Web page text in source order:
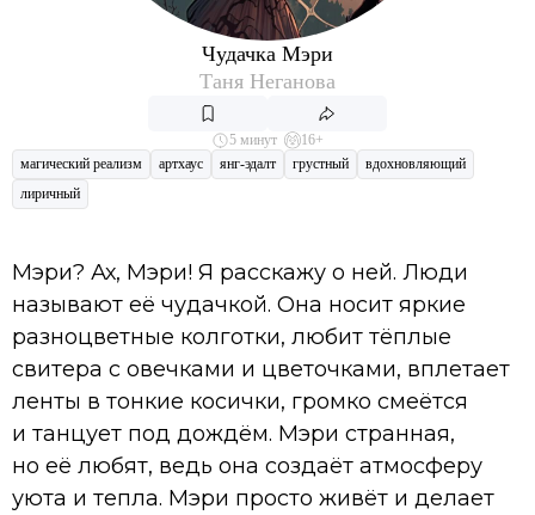
Чудачка Мэри
Таня Неганова
5 минут
16+
магический реализм
артхаус янг-эдалт грустный
вдохновляющий
лиричный
Мэри? Ах, Мэри! Я расскажу о ней. Люди
называют её чудачкой. Она носит яркие
разноцветные колготки, любит тёплые
свитера с овечками и цветочками, вплетает
ленты в тонкие косички, громко смеётся
и танцует под дождём. Мэри странная,
но её любят, ведь она создаёт атмосферу
уюта и тепла. Мэри просто живёт и делает